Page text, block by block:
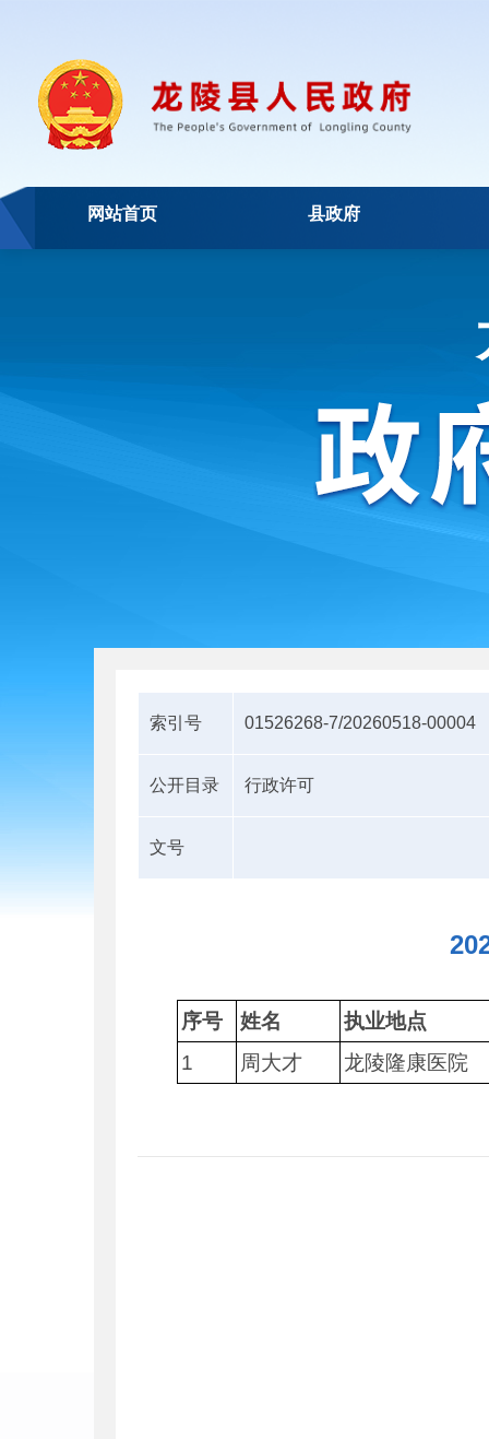
网站首页 县政府
索引号 01526268-7/20260518-00004
公开目录 行政许可
文号
序号 姓名
执业地点
1
周大才 龙陵隆康医院